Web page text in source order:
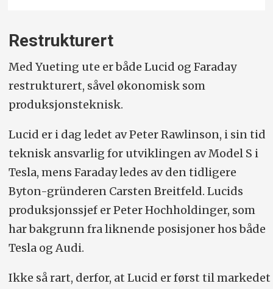
Restrukturert
Med Yueting ute er både Lucid og Faraday
restrukturert, såvel økonomisk som
produksjonsteknisk.
Lucid er i dag ledet av Peter Rawlinson, i sin tid
teknisk ansvarlig for utviklingen av Model S i
Tesla, mens Faraday ledes av den tidligere
Byton-gründeren Carsten Breitfeld. Lucids
produksjonssjef er Peter Hochholdinger, som
har bakgrunn fra liknende posisjoner hos både
Tesla og Audi.
Ikke så rart, derfor, at Lucid er først til markedet